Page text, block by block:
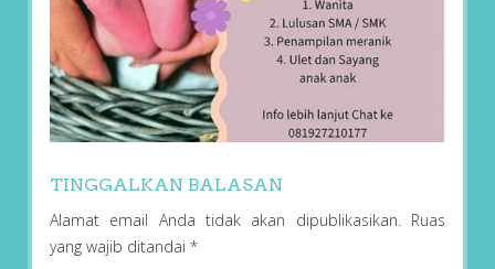
TINGGALKAN BALASAN
Alamat email Anda tidak akan dipublikasikan. Ruas
yang wajib ditandai *